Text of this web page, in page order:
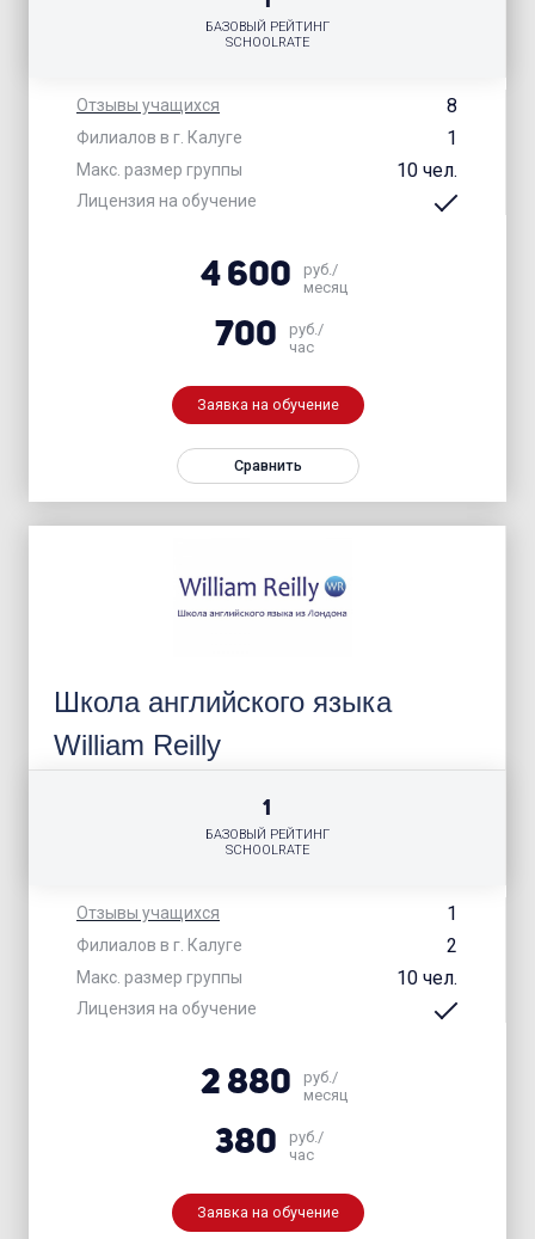
Отзывы учащихся 8
Филиалов в г. Калуге 1
Макс. размер группы 10 чел.
Лицензия на обучение
БАЗОВЫЙ РЕЙТИНГ
SCHOOLRATE
4 600
руб./
месяц
700
руб./
час
Заявка на обучение
Сравнить
Школа английского языка
William Reilly
Отзывы учащихся 1
Филиалов в г. Калуге 2
Макс. размер группы 10 чел.
Лицензия на обучение
1
БАЗОВЫЙ РЕЙТИНГ
SCHOOLRATE
2 880
руб./
месяц
380
руб./
час
Заявка на обучение